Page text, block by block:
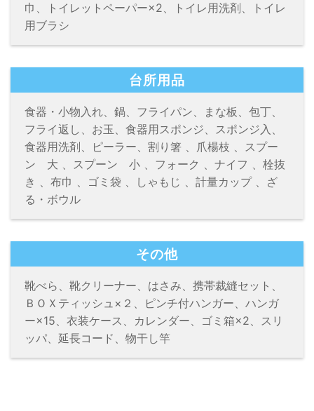
巾、トイレットペーパー×2、トイレ用洗剤、トイレ
用ブラシ
台所用品
食器・小物入れ、鍋、フライパン、まな板、包丁、
フライ返し、お玉、食器用スポンジ、スポンジ入、
食器用洗剤、ピーラー、割り箸 、爪楊枝 、スプー
ン 大 、スプーン 小 、フォーク 、ナイフ 、栓抜
き 、布巾 、ゴミ袋 、しゃもじ 、計量カップ 、ざ
る・ボウル
その他
靴べら、靴クリーナー、はさみ、携帯裁縫セット、
ＢＯＸティッシュ×２、ピンチ付ハンガー、ハンガ
ー×15、衣装ケース、カレンダー、ゴミ箱×2、スリ
ッパ、延長コード、物干し竿